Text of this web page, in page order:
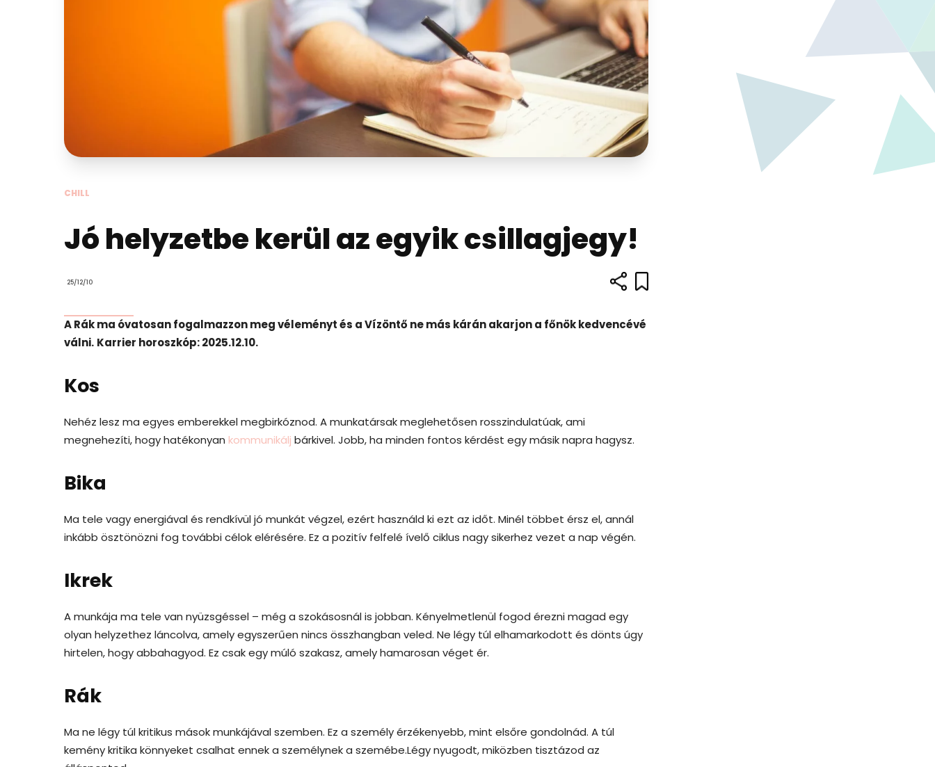
CHILL
Jó helyzetbe kerül az egyik csillagjegy!
25/12/10
A Rák ma óvatosan fogalmazzon meg véleményt és a Vízöntő ne más kárán akarjon a főnök kedvencévé
válni. Karrier horoszkóp: 2025.12.10.
Kos
Nehéz lesz ma egyes emberekkel megbirkóznod. A munkatársak meglehetősen rosszindulatúak, ami
megnehezíti, hogy hatékonyan kommunikálj bárkivel. Jobb, ha minden fontos kérdést egy másik napra hagysz.
Bika
Ma tele vagy energiával és rendkívül jó munkát végzel, ezért használd ki ezt az időt. Minél többet érsz el, annál
inkább ösztönözni fog további célok elérésére. Ez a pozitív felfelé ívelő ciklus nagy sikerhez vezet a nap végén.
Ikrek
A munkája ma tele van nyüzsgéssel – még a szokásosnál is jobban. Kényelmetlenül fogod érezni magad egy
olyan helyzethez láncolva, amely egyszerűen nincs összhangban veled. Ne légy túl elhamarkodott és dönts úgy
hirtelen, hogy abbahagyod. Ez csak egy múló szakasz, amely hamarosan véget ér.
Rák
Ma ne légy túl kritikus mások munkájával szemben. Ez a személy érzékenyebb, mint elsőre gondolnád. A túl
kemény kritika könnyeket csalhat ennek a személynek a szemébe.Légy nyugodt, miközben tisztázod az